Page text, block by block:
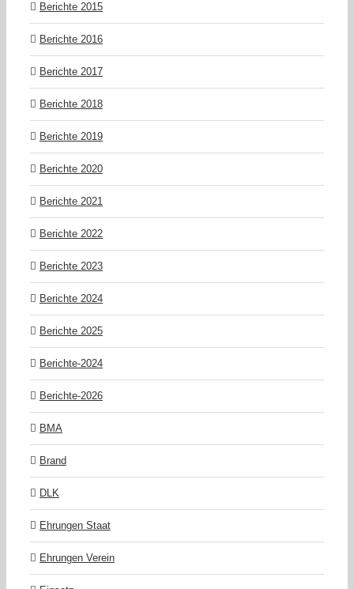
Berichte 2015
Berichte 2016
Berichte 2017
Berichte 2018
Berichte 2019
Berichte 2020
Berichte 2021
Berichte 2022
Berichte 2023
Berichte 2024
Berichte 2025
Berichte-2024
Berichte-2026
BMA
Brand
DLK
Ehrungen Staat
Ehrungen Verein